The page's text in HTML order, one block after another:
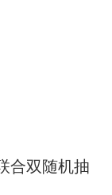
合双随机抽